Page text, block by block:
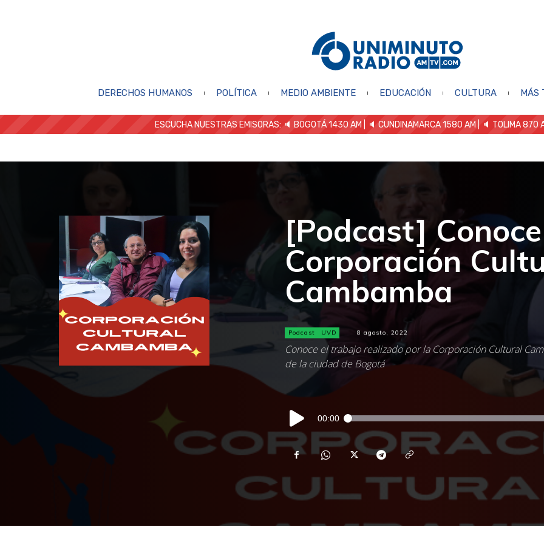
DERECHOS HUMANOS POLÍTICA MEDIO AMBIENTE EDUCACIÓN CULTURA MÁS
ESCUCHA NUESTRAS EMISORAS: 🔈 BOGOTÁ 1430 AM | 🔈 CUNDINAMARCA 1580 AM | 🔈 TOLIMA 870
[Podcast]
Corporación
Cambamba
Podcast UVD 8 agosto, 2022
Conoce el trabajo realizado por la Corporación Cultural
de la ciudad de Bogotá
Reproductor
de
audio
00:00